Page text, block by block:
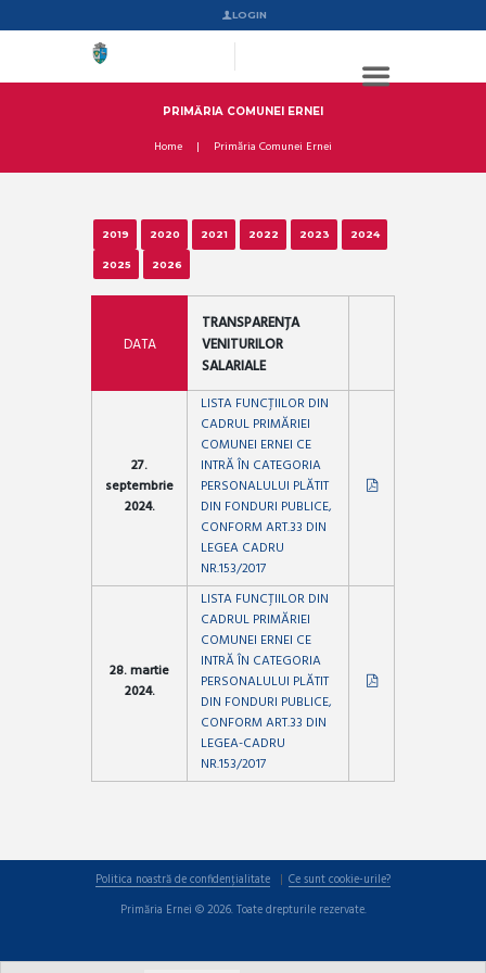
LOGIN
PRIMĂRIA COMUNEI ERNEI
Home Primăria Comunei Ernei
2019 2020 2021 2022 2023 2024
2025 2026
DATA
TRANSPARENȚA
VENITURILOR
SALARIALE
27.
septembrie
2024.
LISTA FUNCȚIILOR DIN
CADRUL PRIMĂRIEI
COMUNEI ERNEI CE
INTRĂ ÎN CATEGORIA
PERSONALULUI PLĂTIT
DIN FONDURI PUBLICE,
CONFORM ART.33 DIN
LEGEA CADRU
NR.153/2017
28. martie
2024.
LISTA FUNCȚIILOR DIN
CADRUL PRIMĂRIEI
COMUNEI ERNEI CE
INTRĂ ÎN CATEGORIA
PERSONALULUI PLĂTIT
DIN FONDURI PUBLICE,
CONFORM ART.33 DIN
LEGEA-CADRU
NR.153/2017
Politica noastră de confidențialitate
Ce sunt cookie-urile?
Primăria Ernei © 2026. Toate drepturile rezervate.